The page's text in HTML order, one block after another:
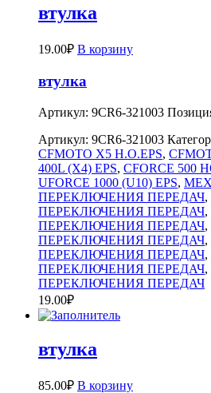
втулка
19.00₽ В корзину
втулка
Артикул: 9CR6-321003
Артикул: 9CR6-321003
CFMOTO X5 H.O.EPS,
400L (X4) EPS, CFORCE 500
UFORCE 1000 (U10) EPS,
ПЕРЕКЛЮЧЕНИЯ ПЕРЕДАЧ,
ПЕРЕКЛЮЧЕНИЯ ПЕРЕДАЧ,
ПЕРЕКЛЮЧЕНИЯ ПЕРЕДАЧ,
ПЕРЕКЛЮЧЕНИЯ ПЕРЕДАЧ,
ПЕРЕКЛЮЧЕНИЯ ПЕРЕДАЧ,
ПЕРЕКЛЮЧЕНИЯ ПЕРЕДАЧ,
ПЕРЕКЛЮЧЕНИЯ ПЕРЕДАЧ
19.00₽
втулка
85.00₽ В корзину